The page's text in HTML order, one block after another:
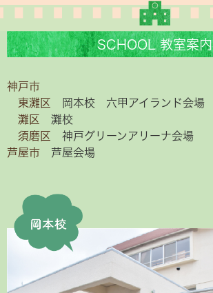
SCHOOL 教室案内
神戸市
東灘区
岡本校 六甲アイランド会場
灘区 灘校
須磨区 神戸グリーンアリーナ会場
芦屋市 芦屋会場